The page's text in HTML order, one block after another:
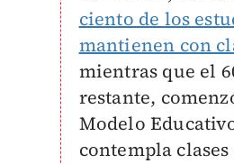
ciento de los
mantienen con
mientras que el
restante,
Modelo
contempla